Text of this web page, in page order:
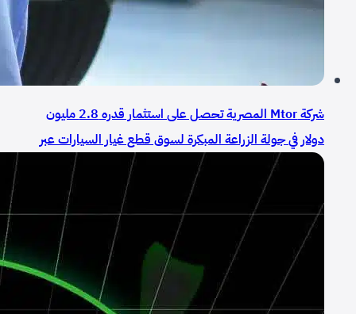
شركة Mtor المصرية تحصل على استثمار قدره 2.8 مليون
دولار في جولة الزراعة المبكرة لسوق قطع غيار السيارات عبر
الإنترنت”